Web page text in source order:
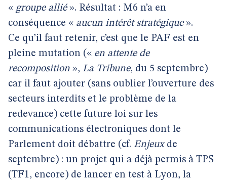
« groupe allié». Résultat : M6 n’a en
conséquence « aucun intérêt stratégique».
Ce qu’il faut retenir, c’est que le PAF est en
pleine mutation (« en attente de
recomposition », La Tribune, du 5 septembre)
car il faut ajouter (sans oublier l’ouverture des
secteurs interdits et le problème de la
redevance) cette future loi sur les
communications électroniques dont le
Parlement doit débattre (cf. Enjeuxde
septembre) : un projet qui a déjà permis à TPS
(TF1, encore) de lancer en test à Lyon, la